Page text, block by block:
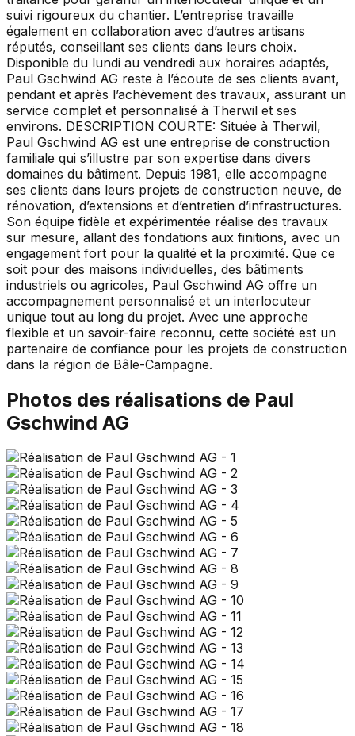
suivi rigoureux du chantier. L’entreprise travaille
également en collaboration avec d’autres artisans
réputés, conseillant ses clients dans leurs choix.
Disponible du lundi au vendredi aux horaires adaptés,
Paul Gschwind AG reste à l’écoute de ses clients avant,
pendant et après l’achèvement des travaux, assurant un
service complet et personnalisé à Therwil et ses
environs. DESCRIPTION COURTE: Située à Therwil,
Paul Gschwind AG est une entreprise de construction
familiale qui s’illustre par son expertise dans divers
domaines du bâtiment. Depuis 1981, elle accompagne
ses clients dans leurs projets de construction neuve, de
rénovation, d’extensions et d’entretien d’infrastructures.
Son équipe fidèle et expérimentée réalise des travaux
sur mesure, allant des fondations aux finitions, avec un
engagement fort pour la qualité et la proximité. Que ce
soit pour des maisons individuelles, des bâtiments
industriels ou agricoles, Paul Gschwind AG offre un
accompagnement personnalisé et un interlocuteur
unique tout au long du projet. Avec une approche
flexible et un savoir-faire reconnu, cette société est un
partenaire de confiance pour les projets de construction
dans la région de Bâle-Campagne.
Photos des réalisations de Paul
Gschwind AG